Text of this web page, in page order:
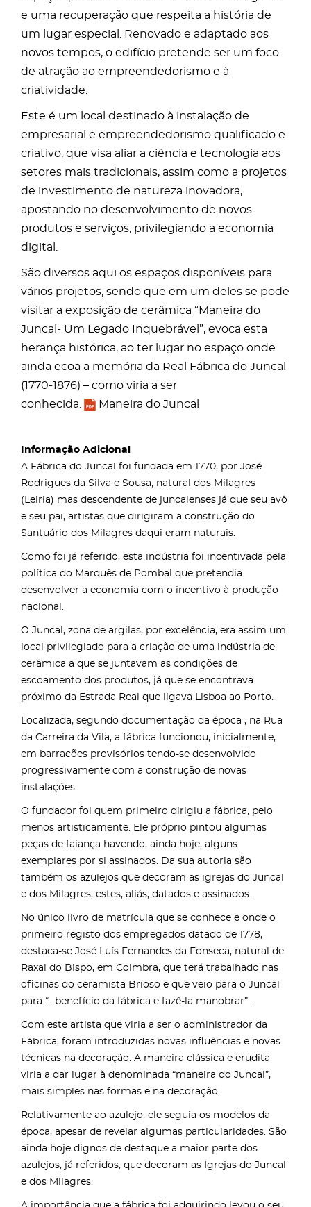
e uma recuperação que respeita a história de
um lugar especial. Renovado e adaptado aos
novos tempos, o edifício pretende ser um foco
de atração ao empreendedorismo e à
criatividade.
Este é um local destinado à instalação de
empresarial e empreendedorismo qualificado e
criativo, que visa aliar a ciência e tecnologia aos
setores mais tradicionais, assim como a projetos
de investimento de natureza inovadora,
apostando no desenvolvimento de novos
produtos e serviços, privilegiando a economia
digital.
São diversos aqui os espaços disponíveis para
vários projetos, sendo que em um deles se pode
visitar a exposição de cerâmica “Maneira do
Juncal- Um Legado Inquebrável”, evoca esta
herança histórica, ao ter lugar no espaço onde
ainda ecoa a memória da Real Fábrica do Juncal
(1770-1876) – como viria a ser
conhecida.
Maneira do Juncal
Informação Adicional
A Fábrica do Juncal foi fundada em 1770, por José
Rodrigues da Silva e Sousa, natural dos Milagres
(Leiria) mas descendente de juncalenses já que seu avô
e seu pai, artistas que dirigiram a construção do
Santuário dos Milagres daqui eram naturais.
Como foi já referido, esta indústria foi incentivada pela
política do Marquês de Pombal que pretendia
desenvolver a economia com o incentivo à produção
nacional.
O Juncal, zona de argilas, por excelência, era assim um
local privilegiado para a criação de uma indústria de
cerâmica a que se juntavam as condições de
escoamento dos produtos, já que se encontrava
próximo da Estrada Real que ligava Lisboa ao Porto.
Localizada, segundo documentação da época , na Rua
da Carreira da Vila, a fábrica funcionou, inicialmente,
em barracões provisórios tendo-se desenvolvido
progressivamente com a construção de novas
instalações.
O fundador foi quem primeiro dirigiu a fábrica, pelo
menos artisticamente. Ele próprio pintou algumas
peças de faiança havendo, ainda hoje, alguns
exemplares por si assinados. Da sua autoria são
também os azulejos que decoram as igrejas do Juncal
e dos Milagres, estes, aliás, datados e assinados.
No único livro de matrícula que se conhece e onde o
primeiro registo dos empregados datado de 1778,
destaca-se José Luís Fernandes da Fonseca, natural de
Raxal do Bispo, em Coimbra, que terá trabalhado nas
oficinas do ceramista Brioso e que veio para o Juncal
para “...benefício da fábrica e fazê-la manobrar” .
Com este artista que viria a ser o administrador da
Fábrica, foram introduzidas novas influências e novas
técnicas na decoração. A maneira clássica e erudita
viria a dar lugar à denominada “maneira do Juncal”,
mais simples nas formas e na decoração.
Relativamente ao azulejo, ele seguia os modelos da
época, apesar de revelar algumas particularidades. São
ainda hoje dignos de destaque a maior parte dos
azulejos, já referidos, que decoram as Igrejas do Juncal
e dos Milagres.